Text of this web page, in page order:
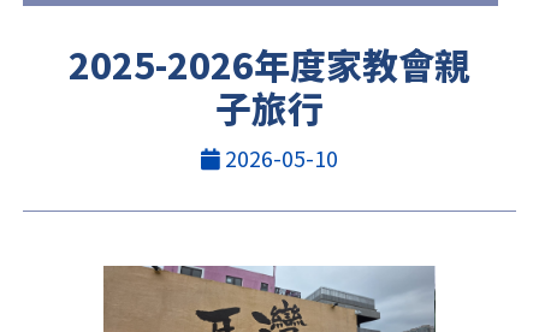
2025-2026年度家教會親
子旅行
2026-05-10